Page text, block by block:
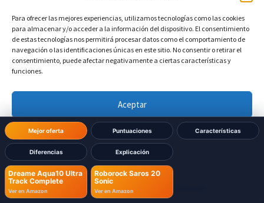
Para ofrecer las mejores experiencias, utilizamos tecnologías como las cookies
para almacenar y/o acceder a la información del dispositivo. El consentimiento
de estas tecnologías nos permitirá procesar datos como el comportamiento de
navegación o las identificaciones únicas en este sitio. No consentir o retirar el
consentimiento, puede afectar negativamente a ciertas características y
funciones.
Aceptar
Denegar
Ver preferencias
Política de cookies Política de Privacidad
Mejor oferta Puntuaciones Características
Diferencias Explicación
Dreame Aqua10 Ultra
Track Complete
Ver en Amazon
Roborock Saros 20
Sonic
Ver en Amazon
Altura del robot DIFERENTE ?
Dreame Aqua10 Ultra Track Complete: 97,5 mm
Dimensiones Base
Ancho de la base DIFERENTE